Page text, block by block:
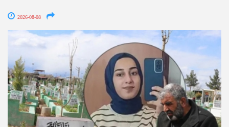
2026-08-08